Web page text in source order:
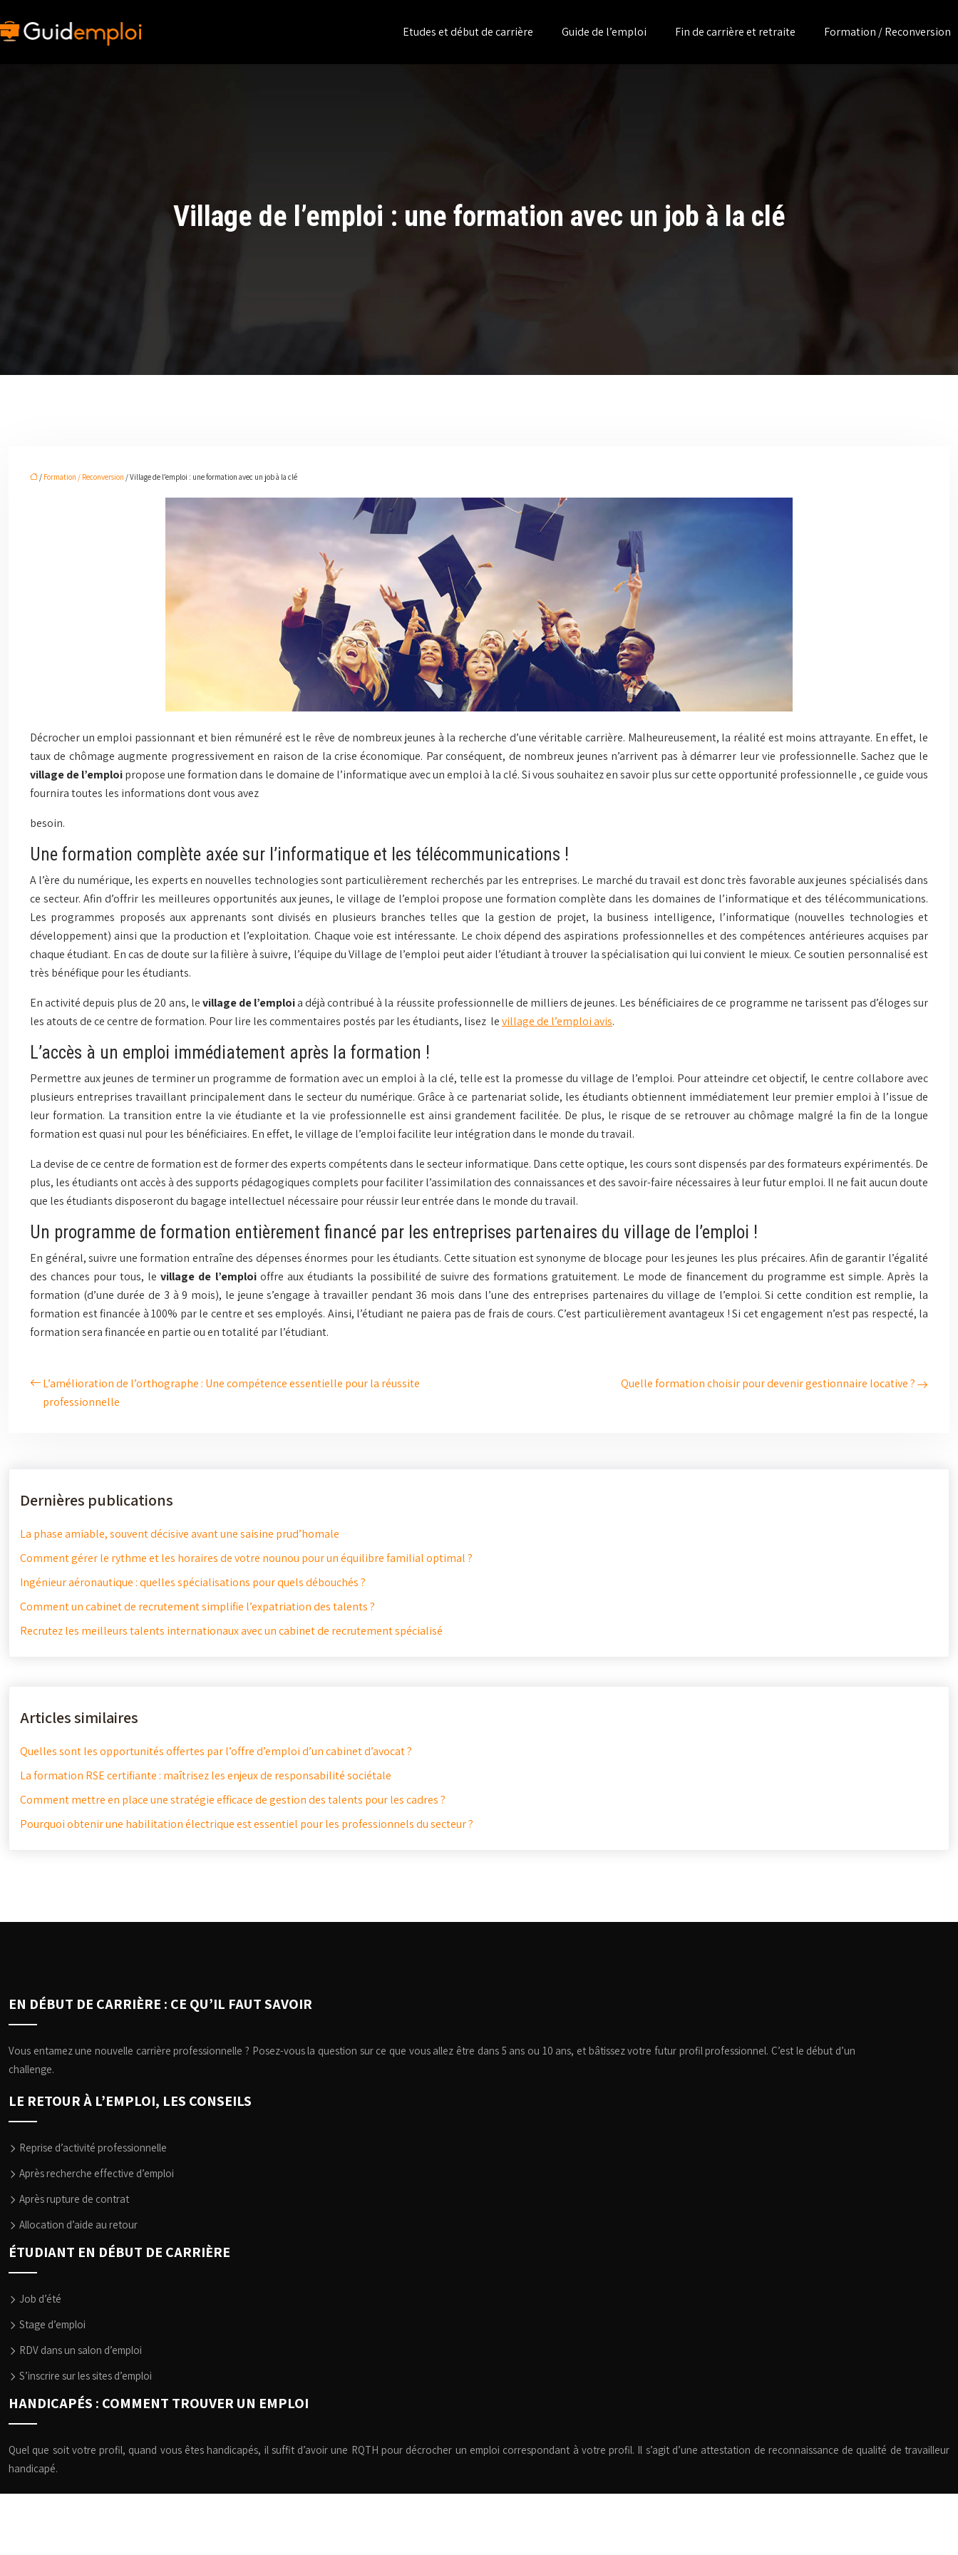
Etudes et début de carrière Guide de l’emploi Fin de carrière et retraite Formation / Reconversion
Village de l’emploi : une formation avec un job à la clé
/ Formation / Reconversion / Village de l’emploi : une formation avec un job à la clé
Décrocher un emploi passionnant et bien rémunéré est le rêve de nombreux jeunes à la recherche d’une véritable carrière. Malheureusement, la réalité est moins attrayante. En effet, le
taux de chômage augmente progressivement en raison de la crise économique. Par conséquent, de nombreux jeunes n’arrivent pas à démarrer leur vie professionnelle. Sachez que le
village de l’emploipropose une formation dans le domaine de l’informatique avec un emploi à la clé. Si vous souhaitez en savoir plus sur cette opportunité professionnelle , ce guide vous
fournira toutes les informations dont vous avez
besoin.
Une formation complète axée sur l’informatique et les télécommunications !
A l’ère du numérique, les experts en nouvelles technologies sont particulièrement recherchés par les entreprises. Le marché du travail est donc très favorable aux jeunes spécialisés dans
ce secteur. Afin d’offrir les meilleures opportunités aux jeunes, le village de l’emploi propose une formation complète dans les domaines de l’informatique et des télécommunications.
Les programmes proposés aux apprenants sont divisés en plusieurs branches telles que la gestion de projet, la business intelligence, l’informatique (nouvelles technologies et
développement) ainsi que la production et l’exploitation. Chaque voie est intéressante. Le choix dépend des aspirations professionnelles et des compétences antérieures acquises par
chaque étudiant. En cas de doute sur la filière à suivre, l’équipe du Village de l’emploi peut aider l’étudiant à trouver la spécialisation qui lui convient le mieux. Ce soutien personnalisé est
très bénéfique pour les étudiants.
En activité depuis plus de 20 ans, levillage de l’emploia déjà contribué à la réussite professionnelle de milliers de jeunes. Les bénéficiaires de ce programme ne tarissent pas d’éloges sur
les atouts de ce centre de formation. Pour lire les commentaires postés par les étudiants, lisez levillage de l’emploi avis.
L’accès à un emploi immédiatement après la formation !
Permettre aux jeunes de terminer un programme de formation avec un emploi à la clé, telle est la promesse du village de l’emploi. Pour atteindre cet objectif, le centre collabore avec
plusieurs entreprises travaillant principalement dans le secteur du numérique. Grâce à ce partenariat solide, les étudiants obtiennent immédiatement leur premier emploi à l’issue de
leur formation. La transition entre la vie étudiante et la vie professionnelle est ainsi grandement facilitée. De plus, le risque de se retrouver au chômage malgré la fin de la longue
formation est quasi nul pour les bénéficiaires. En effet, le village de l’emploi facilite leur intégration dans le monde du travail.
La devise de ce centre de formation est de former des experts compétents dans le secteur informatique. Dans cette optique, les cours sont dispensés par des formateurs expérimentés. De
plus, les étudiants ont accès à des supports pédagogiques complets pour faciliter l’assimilation des connaissances et des savoir-faire nécessaires à leur futur emploi. Il ne fait aucun doute
que les étudiants disposeront du bagage intellectuel nécessaire pour réussir leur entrée dans le monde du travail.
Un programme de formation entièrement financé par les entreprises partenaires du village de l’emploi !
En général, suivre une formation entraîne des dépenses énormes pour les étudiants. Cette situation est synonyme de blocage pour les jeunes les plus précaires. Afin de garantir l’égalité
des chances pour tous, le village de l’emploioffre aux étudiants la possibilité de suivre des formations gratuitement. Le mode de financement du programme est simple. Après la
formation (d’une durée de 3 à 9 mois), le jeune s’engage à travailler pendant 36 mois dans l’une des entreprises partenaires du village de l’emploi. Si cette condition est remplie, la
formation est financée à 100% par le centre et ses employés. Ainsi, l’étudiant ne paiera pas de frais de cours. C’est particulièrement avantageux ! Si cet engagement n’est pas respecté, la
formation sera financée en partie ou en totalité par l’étudiant.
L’amélioration de l’orthographe : Une compétence essentielle pour la réussite
professionnelle
Quelle formation choisir pour devenir gestionnaire locative ?
Dernières publications
La phase amiable, souvent décisive avant une saisine prud’homale
Comment gérer le rythme et les horaires de votre nounou pour un équilibre familial optimal ?
Ingénieur aéronautique : quelles spécialisations pour quels débouchés ?
Comment un cabinet de recrutement simplifie l’expatriation des talents ?
Recrutez les meilleurs talents internationaux avec un cabinet de recrutement spécialisé
Articles similaires
Quelles sont les opportunités offertes par l’offre d’emploi d’un cabinet d’avocat ?
La formation RSE certifiante : maîtrisez les enjeux de responsabilité sociétale
Comment mettre en place une stratégie efficace de gestion des talents pour les cadres ?
Pourquoi obtenir une habilitation électrique est essentiel pour les professionnels du secteur ?
EN DÉBUT DE CARRIÈRE : CE QU’IL FAUT SAVOIR
Vous entamez une nouvelle carrière professionnelle ? Posez-vous la question sur ce que vous allez être dans 5 ans ou 10 ans, et bâtissez votre futur profil professionnel. C’est le début d’un
challenge.
LE RETOUR À L’EMPLOI, LES CONSEILS
Reprise d’activité professionnelle
Après recherche effective d’emploi
Après rupture de contrat
Allocation d’aide au retour
ÉTUDIANT EN DÉBUT DE CARRIÈRE
Job d’été
Stage d’emploi
RDV dans un salon d’emploi
S’inscrire sur les sites d’emploi
HANDICAPÉS : COMMENT TROUVER UN EMPLOI
Quel que soit votre profil, quand vous êtes handicapés, il suffit d’avoir une RQTH pour décrocher un emploi correspondant à votre profil. Il s’agit d’une attestation de reconnaissance de qualité de travailleur
handicapé.